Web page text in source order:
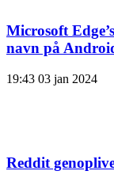
Microsoft
navn på
19:43 03 jan 2024
Reddit